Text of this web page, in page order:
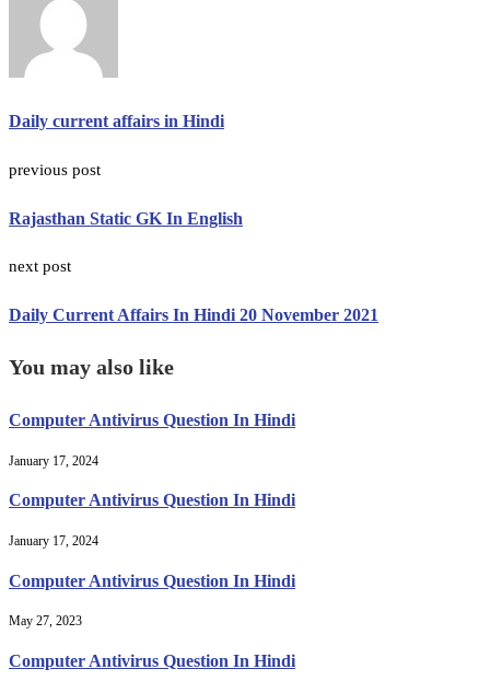
Daily current affairs in Hindi
previous post
Rajasthan Static GK In English
next post
Daily Current Affairs In Hindi 20 November 2021
You may also like
Computer Antivirus Question In Hindi
January 17, 2024
Computer Antivirus Question In Hindi
January 17, 2024
Computer Antivirus Question In Hindi
May 27, 2023
Computer Antivirus Question In Hindi